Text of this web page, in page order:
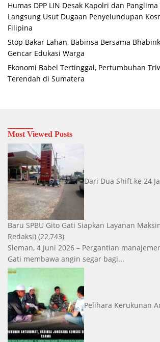
Humas DPP LIN Desak Kapolri dan
Langsung Usut Dugaan Penyelundupan
Filipina
Stop Bakar Lahan, Babinsa Bersama
Gencar Edukasi Warga
Ekonomi Babel Tertinggal, Pertumbuhan
Terendah di Sumatera
Most Viewed Posts
Dari Dua Shift ke 24
Baru SPBU Gito Gati Siapkan Layanan
Redaksi) (22,743)
Sleman, 4 Juni 2026 – Pergantian
Gati membawa angin segar bagi...
Pelihara Kerukunan